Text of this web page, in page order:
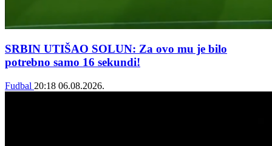
SRBIN UTIŠAO SOLUN: Za ovo mu je bilo
potrebno samo 16 sekundi!
Fudbal 20:18 06.08.2026.